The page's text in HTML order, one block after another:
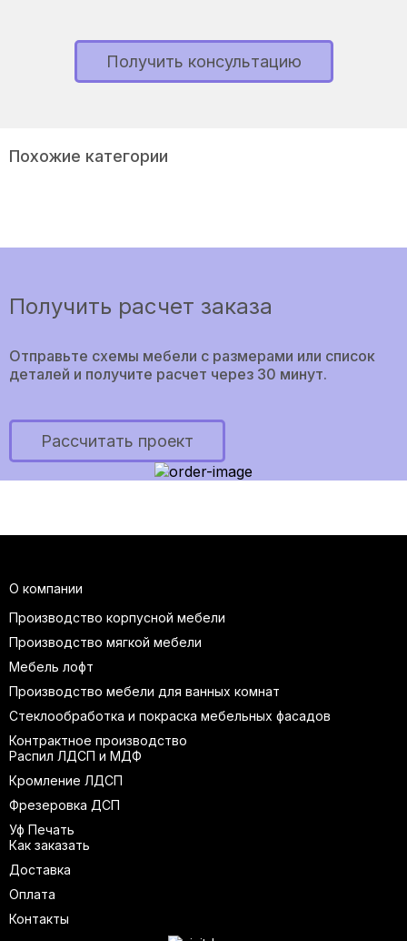
Получить консультацию
Похожие категории
Получить расчет заказа
Отправьте схемы мебели с размерами или список
деталей и получите расчет через 30 минут.
Рассчитать проект
О компании
Производство корпусной мебели
Производство мягкой мебели
Мебель лофт
Производство мебели для ванных комнат
Стеклообработка и покраска мебельных фасадов
Контрактное производство
Распил ЛДСП и МДФ
Кромление ЛДСП
Фрезеровка ДСП
Уф Печать
Как заказать
Доставка
Оплата
Контакты